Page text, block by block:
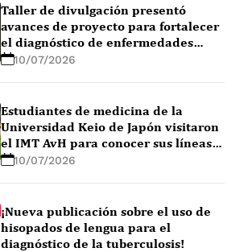
Taller de divulgación presentó
avances de proyecto para fortalecer
el diagnóstico de enfermedades
febriles en la Amazonía peruana
10/07/2026
Estudiantes de medicina de la
Universidad Keio de Japón visitaron
el IMT AvH para conocer sus líneas
de investigación
10/07/2026
¡Nueva publicación sobre el uso de
hisopados de lengua para el
diagnóstico de la tuberculosis!